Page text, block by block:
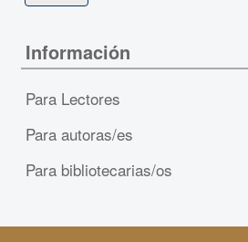
Información
Para Lectores
Para autoras/es
Para bibliotecarias/os